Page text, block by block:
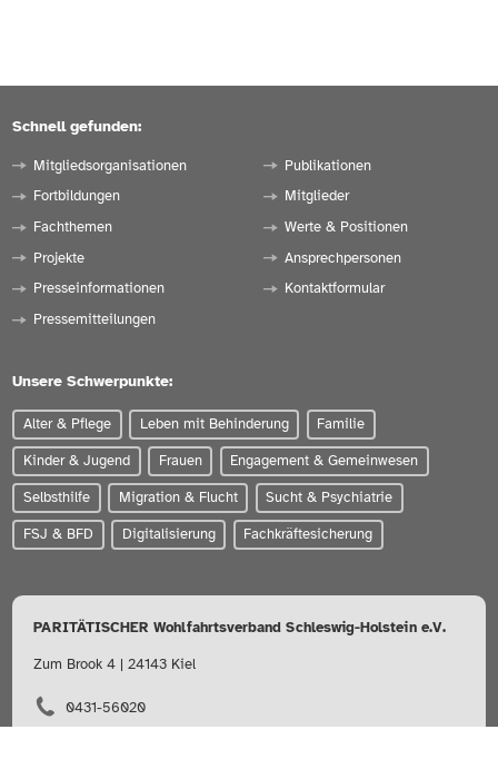
Schnell gefunden:
Mitgliedsorganisationen
Fortbildungen
Fachthemen
Projekte
Presseinformationen
Pressemitteilungen
Publikationen
Mitglieder
Werte & Positionen
Ansprechpersonen
Kontaktformular
Unsere Schwerpunkte:
Alter & Pflege Leben mit Behinderung Familie
Kinder & Jugend Frauen Engagement & Gemeinwesen
Selbsthilfe Migration & Flucht Sucht & Psychiatrie
FSJ & BFD Digitalisierung Fachkräftesicherung
PARITÄTISCHER Wohlfahrtsverband Schleswig-Holstein e.V.
Zum Brook 4 | 24143 Kiel
0431-56020